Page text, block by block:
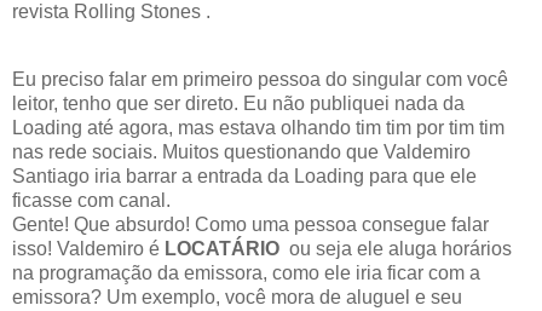
revista Rolling Stones .
Eu preciso falar em primeiro pessoa do singular com você
leitor, tenho que ser direto. Eu não publiquei nada da
Loading até agora, mas estava olhando tim tim por tim tim
nas rede sociais. Muitos questionando que Valdemiro
Santiago iria barrar a entrada da Loading para que ele
ficasse com canal.
Gente! Que absurdo! Como uma pessoa consegue falar
isso! Valdemiro é LOCATÁRIO ou seja ele aluga horários
na programação da emissora, como ele iria ficar com a
emissora? Um exemplo, você mora de aluguel e seu